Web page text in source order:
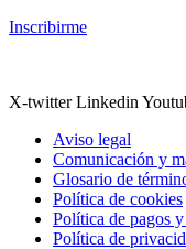
Inscribirme
X-twitter Linkedin
Aviso legal
Comunicación y
Glosario de
Política de cookies
Política de pagos
Política de